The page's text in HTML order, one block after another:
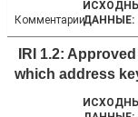
Комментарии
IRI 1.2:
which address